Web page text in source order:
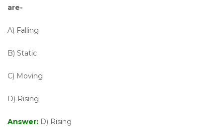
are-
A) Falling
B) Static
C) Moving
D) Rising
Answer: D) Rising